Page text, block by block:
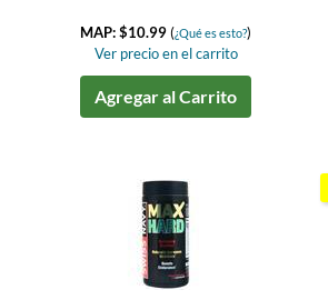
MAP: $10.99(¿Qué es esto?)
Ver precio en el carrito
Agregar al Carrito